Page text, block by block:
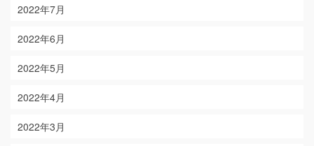
2022年7月
2022年6月
2022年5月
2022年4月
2022年3月